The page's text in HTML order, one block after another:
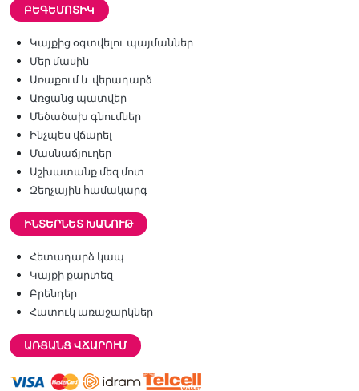
ԲԵԳԵՄՈՏԻԿ
Կայքից օգտվելու պայմաններ
Մեր մասին
Առաքում և վերադարձ
Առցանց պատվեր
Մեծածախ գնումներ
Ինչպես վճարել
Մասնաճյուղեր
Աշխատանք մեզ մոտ
Զեղչային համակարգ
ԻՆՏԵՐՆԵՏ ԽԱՆՈՒԹ
Հետադարձ կապ
Կայքի քարտեզ
Բրենդեր
Հատուկ առաջարկներ
ԱՌՑԱՆՑ ՎՃԱՐՈՒՄ